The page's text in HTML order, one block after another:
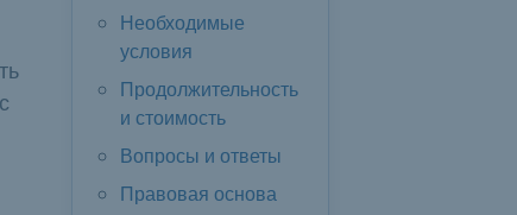
Необходимые
условия
Продолжительность
и стоимость
Вопросы и ответы
Правовая основа